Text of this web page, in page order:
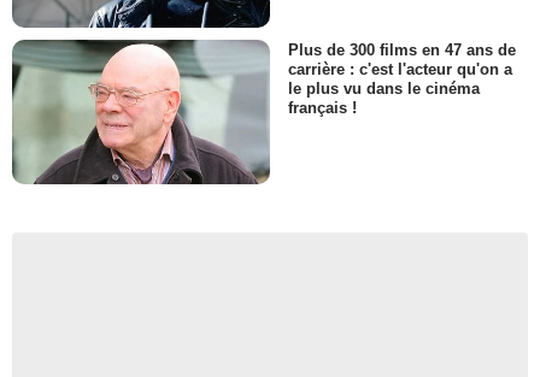
Plus de 300 films en 47 ans de
carrière : c'est l'acteur qu'on a
le plus vu dans le cinéma
français !